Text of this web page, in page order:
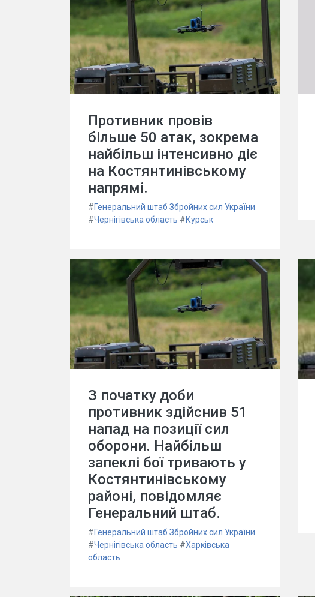
Противник провів
більше 50 атак, зокрема
найбільш інтенсивно діє
на Костянтинівському
напрямі.
#Генеральний штаб Збройних сил України
#Чернігівська область #Курськ
З початку доби
противник здійснив 51
напад на позиції сил
оборони. Найбільш
запеклі бої тривають у
Костянтинівському
районі, повідомляє
Генеральний штаб.
#Генеральний штаб Збройних сил України
#Чернігівська область #Харківська
область